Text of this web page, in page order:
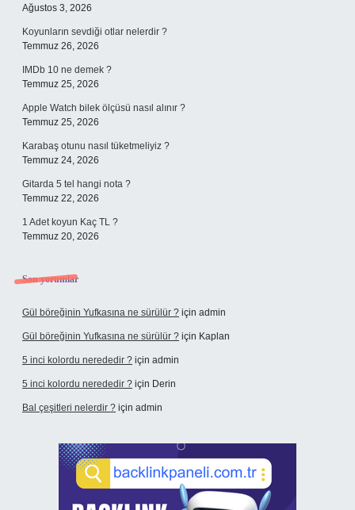
Ağustos 3, 2026
Koyunların sevdiği otlar nelerdir ?
Temmuz 26, 2026
IMDb 10 ne demek ?
Temmuz 25, 2026
Apple Watch bilek ölçüsü nasıl alınır ?
Temmuz 25, 2026
Karabaş otunu nasıl tüketmeliyiz ?
Temmuz 24, 2026
Gitarda 5 tel hangi nota ?
Temmuz 22, 2026
1 Adet koyun Kaç TL ?
Temmuz 20, 2026
Son yorumlar
Gül böreğinin Yufkasına ne sürülür ? için admin
Gül böreğinin Yufkasına ne sürülür ? için Kaplan
5 inci kolordu nerededir ? için admin
5 inci kolordu nerededir ? için Derin
Bal çeşitleri nelerdir ? için admin